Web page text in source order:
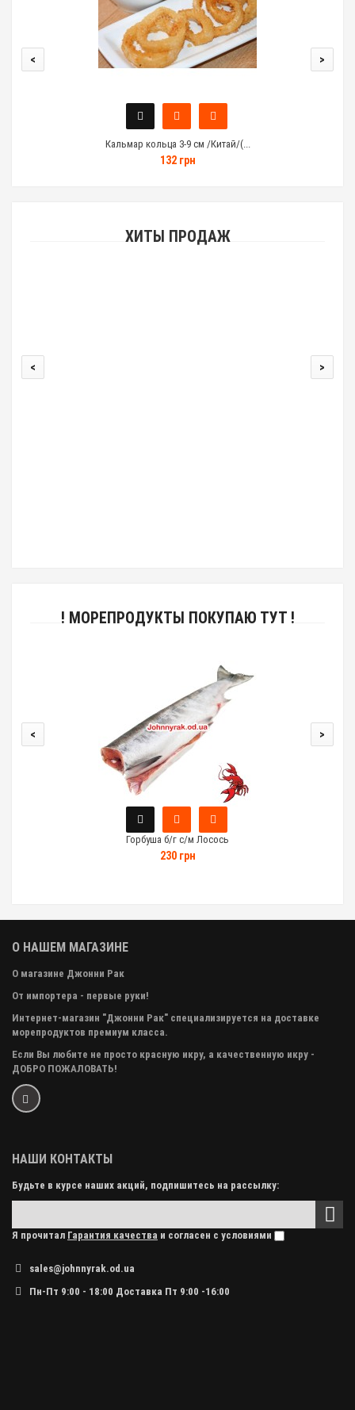
Кальмар кольца 3-9 см /Китай/(...
132 грн
< >
ХИТЫ ПРОДАЖ
< >
! МОРЕПРОДУКТЫ ПОКУПАЮ ТУТ !
Горбуша б/г с/м Лосось
230 грн
< >
О НАШЕМ МАГАЗИНЕ
О магазине Джонни Рак
От импортера - первые руки!
Интернет-магазин "Джонни Рак" специализируется на доставке
морепродуктов премиум класса.
Если Вы любите не просто красную икру, а качественную икру -
ДОБРО ПОЖАЛОВАТЬ!
НАШИ КОНТАКТЫ
Будьте в курсе наших акций, подпишитесь на рассылку:
Я прочитал Гарантия качества и согласен с условиями
sales@johnnyrak.od.ua
Пн-Пт 9:00 - 18:00 Доставка Пт 9:00 -16:00